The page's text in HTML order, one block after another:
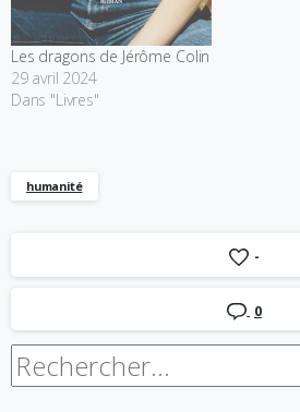
Les dragons de Jérôme Colin
29 avril 2024
Dans "Livres"
humanité
-
0
Rechercher :